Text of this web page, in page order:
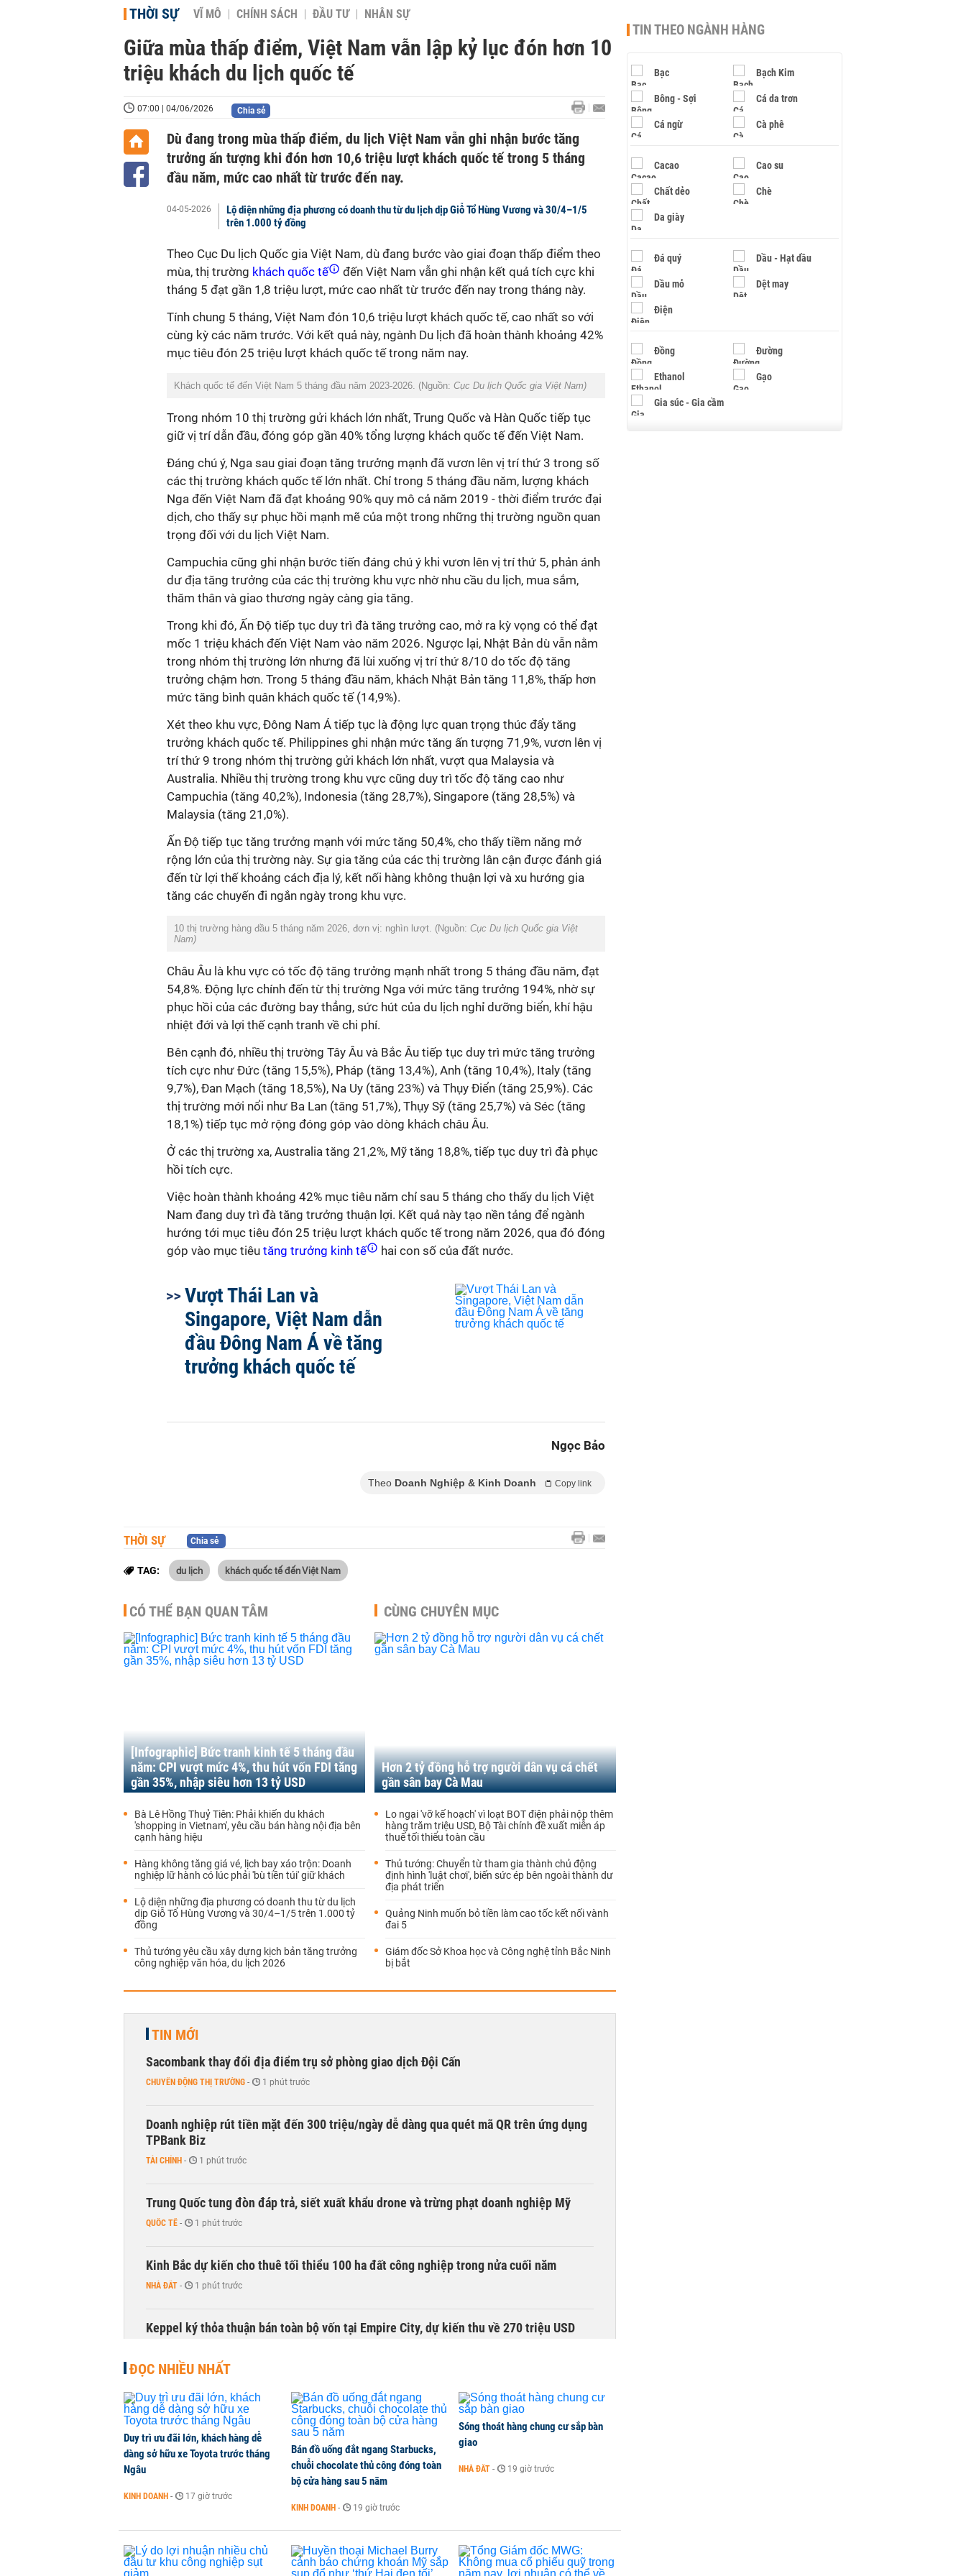
THỜI SỰ VĨ MÔ CHÍNH SÁCH ĐẦU TƯ NHÂN SỰ
Giữa mùa thấp điểm, Việt Nam vẫn lập kỷ lục đón hơn 10
triệu khách du lịch quốc tế
07:00 | 04/06/2026 Chia sẻ
Dù đang trong mùa thấp điểm, du lịch Việt Nam vẫn ghi nhận bước tăng
trưởng ấn tượng khi đón hơn 10,6 triệu lượt khách quốc tế trong 5 tháng
đầu năm, mức cao nhất từ trước đến nay.
04-05-2026
Lộ diện những địa phương có doanh thu từ du lịch dịp Giỗ Tổ Hùng Vương và 30/4–1/5
trên 1.000 tỷ đồng
Theo Cục Du lịch Quốc gia Việt Nam, dù đang bước vào giai đoạn thấp điểm theo
mùa, thị trường khách quốc tế
đến Việt Nam vẫn ghi nhận kết quả tích cực khi
tháng 5 đạt gần 1,8 triệu lượt, mức cao nhất từ trước đến nay trong tháng này.
Tính chung 5 tháng, Việt Nam đón 10,6 triệu lượt khách quốc tế, cao nhất so với
cùng kỳ các năm trước. Với kết quả này, ngành Du lịch đã hoàn thành khoảng 42%
mục tiêu đón 25 triệu lượt khách quốc tế trong năm nay.
Khách quốc tế đến Việt Nam 5 tháng đầu năm 2023-2026. (Nguồn: Cục Du lịch Quốc gia Việt Nam)
Trong nhóm 10 thị trường gửi khách lớn nhất, Trung Quốc và Hàn Quốc tiếp tục
giữ vị trí dẫn đầu, đóng góp gần 40% tổng lượng khách quốc tế đến Việt Nam.
Đáng chú ý, Nga sau giai đoạn tăng trưởng mạnh đã vươn lên vị trí thứ 3 trong số
các thị trường khách quốc tế lớn nhất. Chỉ trong 5 tháng đầu năm, lượng khách
Nga đến Việt Nam đã đạt khoảng 90% quy mô cả năm 2019 - thời điểm trước đại
dịch, cho thấy sự phục hồi mạnh mẽ của một trong những thị trường nguồn quan
trọng đối với du lịch Việt Nam.
Campuchia cũng ghi nhận bước tiến đáng chú ý khi vươn lên vị trí thứ 5, phản ánh
dư địa tăng trưởng của các thị trường khu vực nhờ nhu cầu du lịch, mua sắm,
thăm thân và giao thương ngày càng gia tăng.
Trong khi đó, Ấn Độ tiếp tục duy trì đà tăng trưởng cao, mở ra kỳ vọng có thể đạt
mốc 1 triệu khách đến Việt Nam vào năm 2026. Ngược lại, Nhật Bản dù vẫn nằm
trong nhóm thị trường lớn nhưng đã lùi xuống vị trí thứ 8/10 do tốc độ tăng
trưởng chậm hơn. Trong 5 tháng đầu năm, khách Nhật Bản tăng 11,8%, thấp hơn
mức tăng bình quân khách quốc tế (14,9%).
Xét theo khu vực, Đông Nam Á tiếp tục là động lực quan trọng thúc đẩy tăng
trưởng khách quốc tế. Philippines ghi nhận mức tăng ấn tượng 71,9%, vươn lên vị
trí thứ 9 trong nhóm thị trường gửi khách lớn nhất, vượt qua Malaysia và
Australia. Nhiều thị trường trong khu vực cũng duy trì tốc độ tăng cao như
Campuchia (tăng 40,2%), Indonesia (tăng 28,7%), Singapore (tăng 28,5%) và
Malaysia (tăng 21,0%).
Ấn Độ tiếp tục tăng trưởng mạnh với mức tăng 50,4%, cho thấy tiềm năng mở
rộng lớn của thị trường này. Sự gia tăng của các thị trường lân cận được đánh giá
đến từ lợi thế khoảng cách địa lý, kết nối hàng không thuận lợi và xu hướng gia
tăng các chuyến đi ngắn ngày trong khu vực.
10 thị trường hàng đầu 5 tháng năm 2026, đơn vị: nghìn lượt. (Nguồn: Cục Du lịch Quốc gia Việt
Nam)
Châu Âu là khu vực có tốc độ tăng trưởng mạnh nhất trong 5 tháng đầu năm, đạt
54,8%. Động lực chính đến từ thị trường Nga với mức tăng trưởng 194%, nhờ sự
phục hồi của các đường bay thẳng, sức hút của du lịch nghỉ dưỡng biển, khí hậu
nhiệt đới và lợi thế cạnh tranh về chi phí.
Bên cạnh đó, nhiều thị trường Tây Âu và Bắc Âu tiếp tục duy trì mức tăng trưởng
tích cực như Đức (tăng 15,5%), Pháp (tăng 13,4%), Anh (tăng 10,4%), Italy (tăng
9,7%), Đan Mạch (tăng 18,5%), Na Uy (tăng 23%) và Thụy Điển (tăng 25,9%). Các
thị trường mới nổi như Ba Lan (tăng 51,7%), Thụy Sỹ (tăng 25,7%) và Séc (tăng
18,1%) tiếp tục mở rộng đóng góp vào dòng khách châu Âu.
Ở các thị trường xa, Australia tăng 21,2%, Mỹ tăng 18,8%, tiếp tục duy trì đà phục
hồi tích cực.
Việc hoàn thành khoảng 42% mục tiêu năm chỉ sau 5 tháng cho thấy du lịch Việt
Nam đang duy trì đà tăng trưởng thuận lợi. Kết quả này tạo nền tảng để ngành
hướng tới mục tiêu đón 25 triệu lượt khách quốc tế trong năm 2026, qua đó đóng
góp vào mục tiêu tăng trưởng kinh tế hai con số của đất nước.
Vượt Thái Lan và
Singapore, Việt Nam dẫn
đầu Đông Nam Á về tăng
trưởng khách quốc tế
Ngọc Bảo
Theo Doanh Nghiệp & Kinh Doanh Copy link
THỜI SỰ Chia sẻ
TAG: du lịch khách quốc tế đến Việt Nam
CÓ THỂ BẠN QUAN TÂM
[Infographic] Bức tranh kinh tế 5 tháng đầu
năm: CPI vượt mức 4%, thu hút vốn FDI tăng
gần 35%, nhập siêu hơn 13 tỷ USD
Bà Lê Hồng Thuỷ Tiên: Phải khiến du khách
'shopping in Vietnam', yêu cầu bán hàng nội địa bên
cạnh hàng hiệu
Hàng không tăng giá vé, lịch bay xáo trộn: Doanh
nghiệp lữ hành có lúc phải 'bù tiền túi' giữ khách
Lộ diện những địa phương có doanh thu từ du lịch
dịp Giỗ Tổ Hùng Vương và 30/4–1/5 trên 1.000 tỷ
đồng
Thủ tướng yêu cầu xây dựng kịch bản tăng trưởng
công nghiệp văn hóa, du lịch 2026
CÙNG CHUYÊN MỤC
Hơn 2 tỷ đồng hỗ trợ người dân vụ cá chết
gần sân bay Cà Mau
Lo ngại 'vỡ kế hoạch' vì loạt BOT điện phải nộp thêm
hàng trăm triệu USD, Bộ Tài chính đề xuất miễn áp
thuế tối thiểu toàn cầu
Thủ tướng: Chuyển từ tham gia thành chủ động
định hình 'luật chơi', biến sức ép bên ngoài thành dư
địa phát triển
Quảng Ninh muốn bỏ tiền làm cao tốc kết nối vành
đai 5
Giám đốc Sở Khoa học và Công nghệ tỉnh Bắc Ninh
bị bắt
TIN MỚI
Sacombank thay đổi địa điểm trụ sở phòng giao dịch Đội Cấn
CHUYỂN ĐỘNG THỊ TRƯỜNG - 1 phút trước
Doanh nghiệp rút tiền mặt đến 300 triệu/ngày dễ dàng qua quét mã QR trên ứng dụng
TPBank Biz
TÀI CHÍNH - 1 phút trước
Trung Quốc tung đòn đáp trả, siết xuất khẩu drone và trừng phạt doanh nghiệp Mỹ
QUỐC TẾ - 1 phút trước
Kinh Bắc dự kiến cho thuê tối thiểu 100 ha đất công nghiệp trong nửa cuối năm
NHÀ ĐẤT - 1 phút trước
Keppel ký thỏa thuận bán toàn bộ vốn tại Empire City, dự kiến thu về 270 triệu USD
HoREA: Nghị quyết 21 có thể tạo xung lực mới, góp phần kéo giảm giá nhà
NHÀ ĐẤT - 1 phút trước
Lãnh đạo Sabeco: Chi phí quảng cáo tăng mạnh trong mùa World Cup, kỳ vọng hạ nhiệt
Hơn 2 tỷ đồng hỗ trợ người dân vụ cá chết gần sân bay Cà Mau
THỜI SỰ 1 phút trước
ĐỌC NHIỀU NHẤT
Duy trì ưu đãi lớn, khách hàng dễ
dàng sở hữu xe Toyota trước tháng
Ngâu
KINH DOANH - 17 giờ trước
Bán đồ uống đắt ngang Starbucks,
chuỗi chocolate thủ công đóng toàn
bộ cửa hàng sau 5 năm
KINH DOANH - 19 giờ trước
Sóng thoát hàng chung cư sắp bàn
giao
NHÀ ĐẤT - 19 giờ trước
TIN THEO NGÀNH HÀNG
Bạc Bạch Kim
Bông - Sợi Cá da trơn
Cá ngừ Cà phê
Cacao Cao su
Chất dẻo Chè
Da giày
Đá quý Dầu - Hạt dầu
Dầu mỏ Dệt may
Điện
Đồng Đường
Ethanol Gạo
Gia súc - Gia cầm